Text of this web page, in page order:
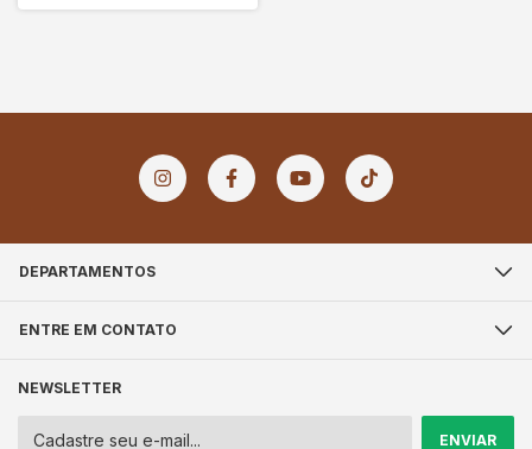
DEPARTAMENTOS
ENTRE EM CONTATO
NEWSLETTER